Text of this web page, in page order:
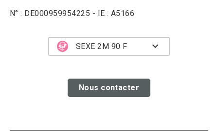
N° : DE000959954225 - IE : A5166
SEXE 2M 90 F
Nous contacter